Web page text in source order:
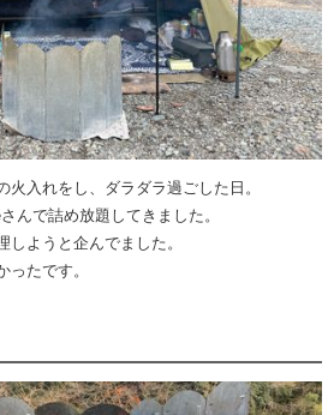
入れをし、ダラダラ過ごした日。
んで詰め放題してきました。
ようと企んでました。
ったです。